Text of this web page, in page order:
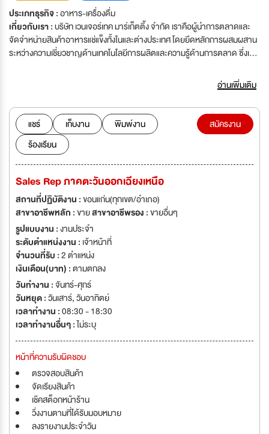
ประเภทธุรกิจ :อาหาร-เครื่องดื่ม
เกี่ยวกับเรา :บริษัท เวนเจอร์เทค มาร์เก็ตติ้ง จำกัด เราคือผู้นำการตลาดและ
จัดจำหน่ายสินค้าอาหารแช่แข็งทั้งในและต่างประเทศ โดยยึดหลักการผสมผสาน
ระหว่างความเชี่ยวชาญด้านเทคโนโลยีการผลิตและความรู้ด้านการตลาด ซึ่งเป็น
"WASABI-O", แผ่นแป้ง "HIPPO" และสถาบันสอนทำอาหาร "The V-
School" ปรัชญาของเรา “ เราจะไปไหน? ”ความมุ่งมั่น เป็นองค์กรที่น่าทำงาน
Employer of Choice ยึดมั่นคุณภาพสินค้า คุณภาพสูง ให้ความสะดวกต่อผู้
บริโภค มีคุณค่าทางอาหาร ถือมั่นความรับผิดชอบต่อสังคม “ เราทำอะไร? ” เรา
ต้องการเป็นพลังในการขับเคลื่อนชีวิตของคนพิการเพื่อให้เกิดความสมดุลทาง
ชีวิต และสังคมโดยได้ก่อตั้ง มูลนิธิ “ซาย มูฟเม้นท์” เป็นองค์กรเอกชนที่ไม่แสวงหา
ผลกำไรที่ประสงค์จะให้ความช่วยเหลือและพัฒนาคุณภาพชีวิตของเด็กที่มีความ
พิการทางด้านร่างกายในส่วนของการเคลื่อนไหว รวมไปถึงครอบครัวของเด็ก
พิการและสังคมที่เด็กอาศัยอยู่ โดยมีเป้าหมายที่จะทำให้สังคมได้ตระหนักรู้และ
เกิดความเข้าใจพวกเขาในทางที่ดีขึ้น เพื่อก้าวสู่สังคมที่ปราศจากอุปสรรคทั้งทาง
ร่างกาย ทางจิตใจ สิ่งแวดล้อม และทางจิตวิญญาณ ทั้งในประเทศไทยและประเทศ
ในเอเชียตะวันออกเฉียงใต้ เวนเจอร์เทค 360 องศา เวนเจอร์เทคเกอร์
(Ventureteckkers) ต้องการเป็นผู้ให้ ผู้สร้าง ผู้ส่งเสริม แนวคิดหลักการดำเนิน
ชีวิต และ มุ่งมั่นในการสร้างสภาพแวดล้อมการทำงานในองค์กรของเราให้มีความ
สมดุลระหว่างการสร้างความมั่นคงของชีวิต ไปพร้อมๆ กับการมีคุณภาพชีวิตที่
ดี เราเปรียบเสมือนสถานบันแห่งชีวิต ทั้งการให้โอกาส การเรียนรู้ การพึ่งพา
ตนเอง เพื่อยกระดับคุณภาพชีวิตของบุคลากรของเรา และมุ่งมั่นที่จะสร้างผู้นำที่
ดีเพื่อให้เกิดขึ้นทุกระดับ ความต้องการของเรา “เราต้องการอะไร? ” เรากำลัง
มองหาคนที่มีวิสัยทัศน์ หรือเจตนารมณ์เดียวกัน และคนที่มีความมุ่งมั่น ตั้งใจ ใฝ่
เรียนรู้ พัฒนาตน เพื่อความสำเร็จ เพื่อมาสืบทอด DNA of Venturetekker
เพื่อมาขับเคลื่อนองค์กร ด้านโอกาสความก้าวหน้า “เราให้อะไร? ” โอกาสที่เท่า
เทียมกัน : พนักงานทุกระดับสามารถก้าวขึ้นเป็นผู้บริหารได้ทุกตำแหน่ง การ
พัฒนาและส่งเสริมการเรียนรู้ : พนักงานจะได้รับการสอน ฝึกอบรม ให้เป็นผู้นำที่
ดี ทั้งในองค์กร และชีวิตส่วนตัว สวัสดิการและสิทธิประโยชน์ : เราให้ความสำคัญ
ชีวิตความเป็นอยู่ของเหล่าพนักงานทุกคน เราเชื่อมั่นว่าคุณภาพที่ดีของพนักงาน
คือความสำเร็จขององค์กร
อ่านเพิ่มเติม
แชร์ เก็บงาน
พิมพ์งาน
ร้องเรียน
สมัครงาน
Sales Rep ภาคตะวันออกเฉียงเหนือ
สถานที่ปฏิบัติงาน :ขอนแก่น(ทุกเขต/อำเภอ)
สาขาอาชีพหลัก :ขายสาขาอาชีพรอง :ขายอื่นๆ
รูปแบบงาน :งานประจำ
ระดับตำแหน่งงาน : เจ้าหน้าที่
จำนวนที่รับ :2 ตำแหน่ง
เงินเดือน(บาท) :ตามตกลง
วันทำงาน :จันทร์-ศุกร์
วันหยุด :วันเสาร์,วันอาทิตย์
เวลาทำงาน :08:30 - 18:30
เวลาทำงานอื่นๆ :ไม่ระบุ
หน้าที่ความรับผิดชอบ
ตรวจสอบสินค้า
จัดเรียงสินค้า
เช๊คสต็อกหน้าร้าน
วิ่งงานตามที่ได้รับมอบหมาย
ลงรายงานประจำวัน